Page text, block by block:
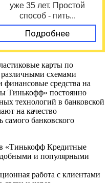
уже 35 лет. Простой
способ - пить...
Подробнее
карты по
схемами
финансовые средства на
Тинькофф» постоянно
технологий в банковской
на качество
самого банковского
«Тинькофф Кредитные
и популярными
работа с клиентами